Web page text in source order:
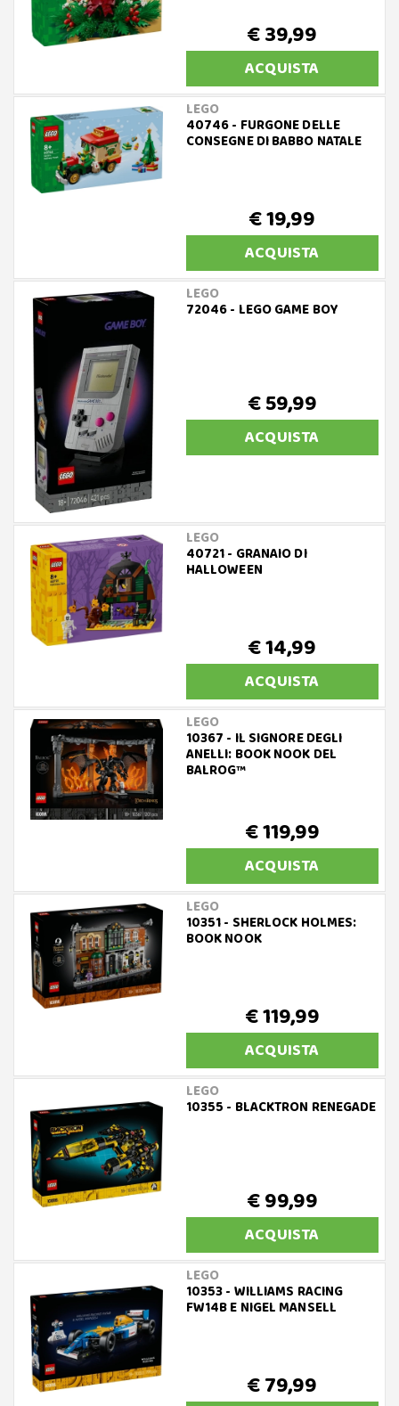
€ 39,99
ACQUISTA
LEGO
40746 - FURGONE DELLE
CONSEGNE DI BABBO NATALE
€ 19,99
ACQUISTA
LEGO
72046 - LEGO GAME BOY
€ 59,99
ACQUISTA
LEGO
40721 - GRANAIO DI
HALLOWEEN
€ 14,99
ACQUISTA
LEGO
10367 - IL SIGNORE DEGLI
ANELLI: BOOK NOOK DEL
BALROG™
€ 119,99
ACQUISTA
LEGO
10351 - SHERLOCK HOLMES:
BOOK NOOK
€ 119,99
ACQUISTA
LEGO
10355 - BLACKTRON RENEGADE
€ 99,99
ACQUISTA
LEGO
10353 - WILLIAMS RACING
FW14B E NIGEL MANSELL
€ 79,99